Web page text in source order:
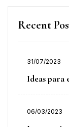
Recent
31/07/2023
Ideas para
06/03/2023